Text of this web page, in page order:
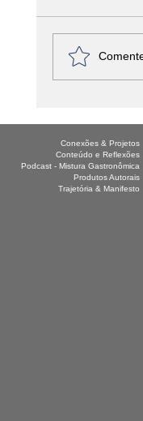
América
Conexões & Projetos
Conteúdo e Reflexões
Podcast - Mistura Gastronômica
Produtos Autorais
Trajetória & Manifesto